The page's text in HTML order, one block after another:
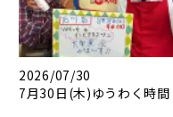
2026/07/30
7月30日(木)ゆうわく時間